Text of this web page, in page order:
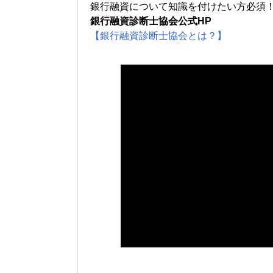
銀行融資について知識を付けたい方必須
銀行融資診断士協会公式HP
【銀行融資診断士協会とは？】